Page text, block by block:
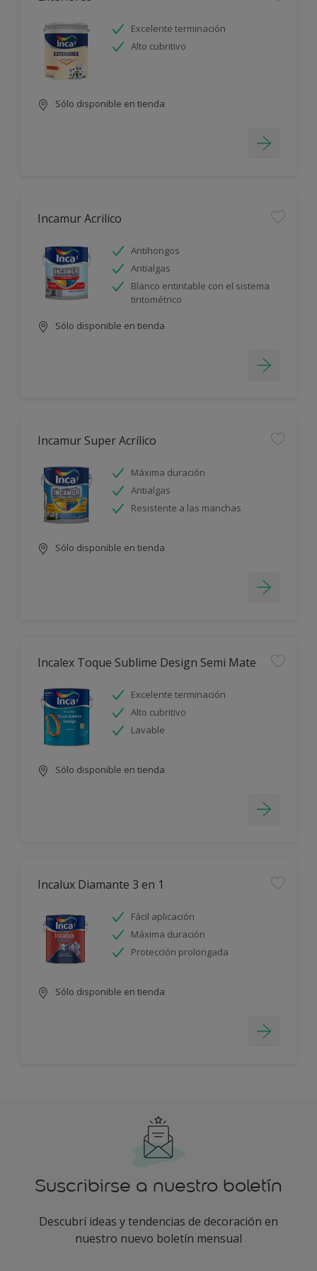
Excelente terminación
Alto cubritivo
Sólo disponible en tienda
Incamur Acrilico
Antihongos
Antialgas
Blanco entintable con el sistema
tintométrico
Sólo disponible en tienda
Incamur Super Acrílico
Máxima duración
Antialgas
Resistente a las manchas
Sólo disponible en tienda
Incalex Toque Sublime Design Semi Mate
Excelente terminación
Alto cubritivo
Lavable
Sólo disponible en tienda
Incalux Diamante 3 en 1
Fácil aplicación
Máxima duración
Protección prolongada
Sólo disponible en tienda
Suscribirse a nuestro boletín
Descubrí ideas y tendencias de decoración en
nuestro nuevo boletín mensual